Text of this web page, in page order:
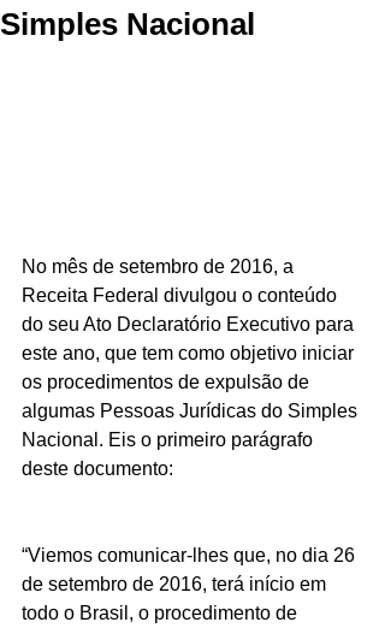
Simples Nacional
No mês de setembro de 2016, a
Receita Federal divulgou o conteúdo
do seu Ato Declaratório Executivo para
este ano, que tem como objetivo iniciar
os procedimentos de expulsão de
algumas Pessoas Jurídicas do Simples
Nacional. Eis o primeiro parágrafo
deste documento:
“Viemos comunicar-lhes que, no dia 26
de setembro de 2016, terá início em
todo o Brasil, o procedimento de